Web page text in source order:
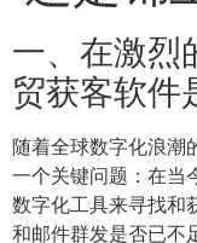
一、在激烈
贸获客软件
随着全球数字化浪潮
一个关键问题：在当
数字化工具来寻找和
和邮件群发是否已不